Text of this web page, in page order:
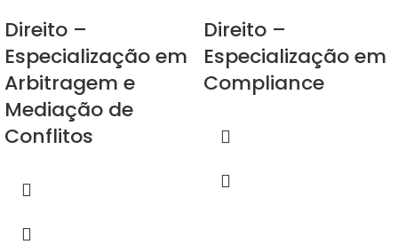
Direito –
Especialização em
Arbitragem e
Mediação de
Conflitos
Direito –
Especialização em
Compliance